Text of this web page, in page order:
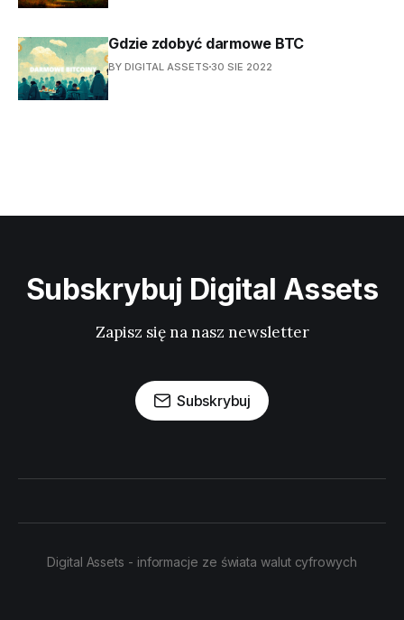
Gdzie zdobyć darmowe BTC
BY DIGITAL ASSETS 30 SIE 2022
Subskrybuj Digital Assets
Zapisz się na nasz newsletter
Subskrybuj
Digital Assets - informacje ze świata walut cyfrowych